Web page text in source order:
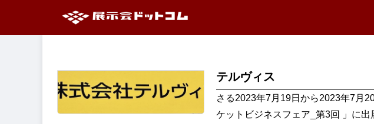
テルヴィス
さる2023年7月19日から2023年7月
ケットビジネスフェア_第3回 」に出